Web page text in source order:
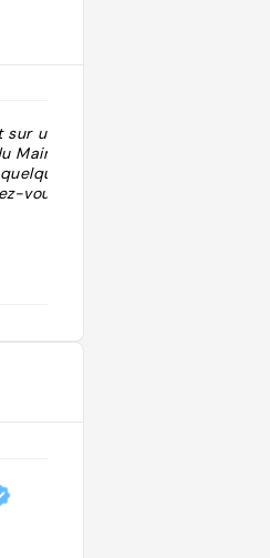
un port
Maine. La
jolis
vous "